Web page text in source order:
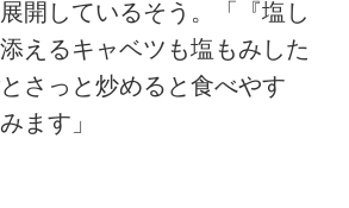
開しているそう。「『塩し
えるキャベツも塩もみした
さっと炒めると食べやす
ます」